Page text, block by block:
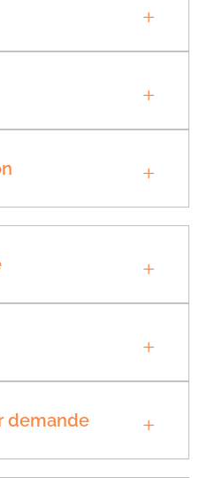
demande